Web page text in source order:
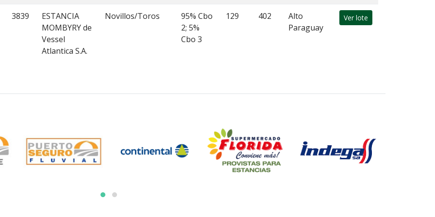
3839
ESTANCIA
MOMBYRY de
Vessel
Atlantica S.A.
Novillos/Toros
95% Cbo
2; 5%
Cbo 3
129 402
Alto
Paraguay
Ver lote